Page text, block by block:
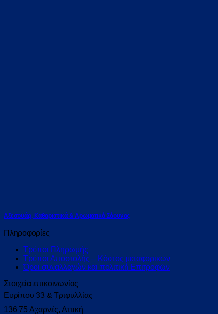
Αξεσουάρ, Καθαριστικά & Αρωματικά Σάουνας
Πληροφορίες
Τρόποι Πληρωμής
Τρόποι Αποστολής – Κόστος μεταφορικών
Όροι συναλλαγών και πολιτική Επιτροφών
Στοιχεία επικοινωνίας
Ευρίπου 33 & Τριφυλλίας
136 75 Αχαρνές, Αττική